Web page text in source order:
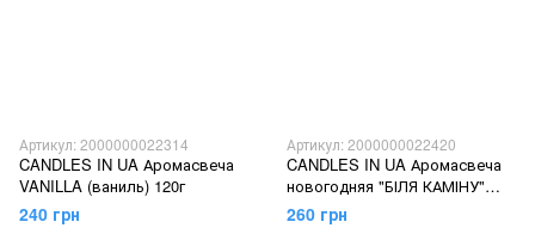
Артикул: 2000000022314
CANDLES IN UA Аромасвеча
VANILLA (ваниль) 120г
240 грн
Артикул: 2000000022420
CANDLES IN UA Аромасвеча
новогодняя "БІЛЯ КАМІНУ"
120г
260 грн